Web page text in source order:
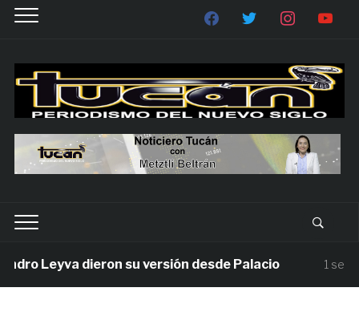
Leyva dieron su versión desde Palacio 1 semana